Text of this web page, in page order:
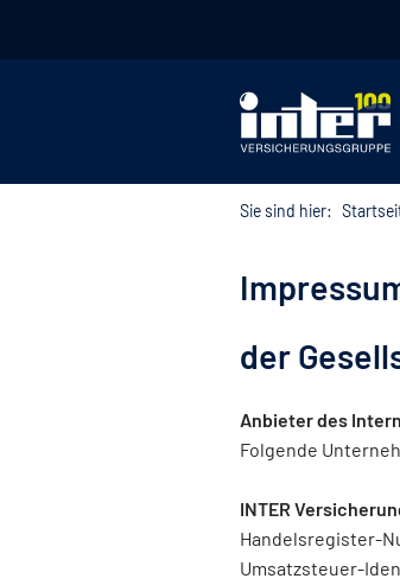
Sie sind hier:
der
Anbieter des
Folgende
INTER
Handelsregister-
Umsatzsteuer-